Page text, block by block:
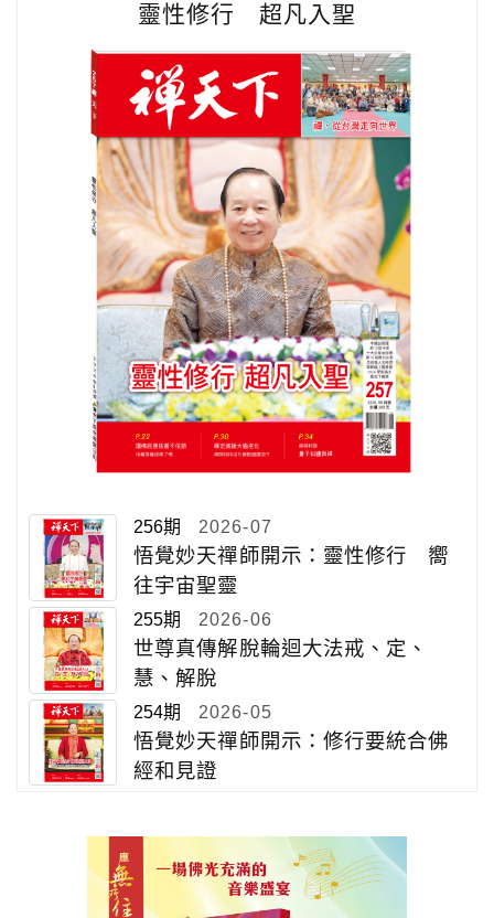
靈性修行 超凡入聖
256期 2026-07
悟覺妙天禪師開示：靈性修行 嚮
往宇宙聖靈
255期 2026-06
世尊真傳解脫輪迴大法戒、定、
慧、解脫
254期 2026-05
悟覺妙天禪師開示：修行要統合佛
經和見證